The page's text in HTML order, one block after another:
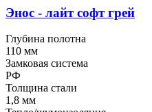
Энос - лайт софт грей
Глубина полотна
110 мм
Замковая система
РФ
Толщина стали
1,8 мм